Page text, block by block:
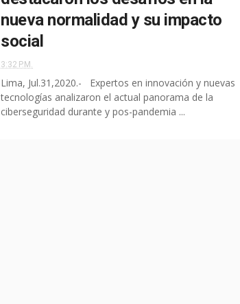
nueva normalidad y su impacto
social
3:32 P.M.
Lima, Jul.31,2020.- Expertos en innovación y nuevas
tecnologías analizaron el actual panorama de la
ciberseguridad durante y pos-pandemia ...